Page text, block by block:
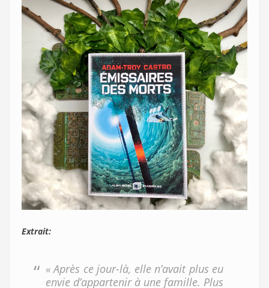
Extrait:
« Après ce jour-là, elle n’avait plus eu
envie d’appartenir à une famille. Plus